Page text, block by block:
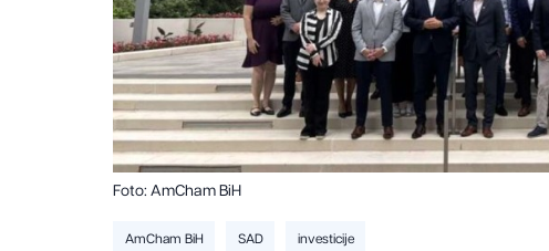
Foto: AmCham BiH
AmCham BiH SAD investicije